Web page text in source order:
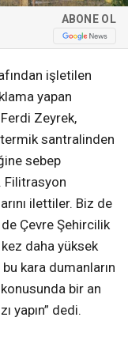
ABONE OL
işletilen
yapan
Zeyrek,
santralinden
sebep
Filitrasyon
ilettiler. Biz de
Çevre Şehircilik
daha yüksek
kara dumanların
bir an
yapın” dedi.